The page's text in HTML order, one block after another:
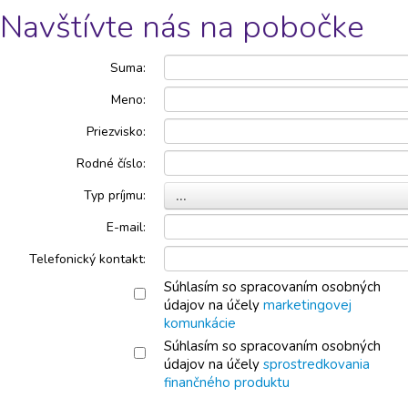
Navštívte nás na pobočke
Suma:
Meno:
Priezvisko:
Rodné číslo:
Typ príjmu:
...
E-mail:
Telefonický kontakt:
Súhlasím so spracovaním osobných
údajov na účely marketingovej
komunkácie
Súhlasím so spracovaním osobných
údajov na účely sprostredkovania
finančného produktu